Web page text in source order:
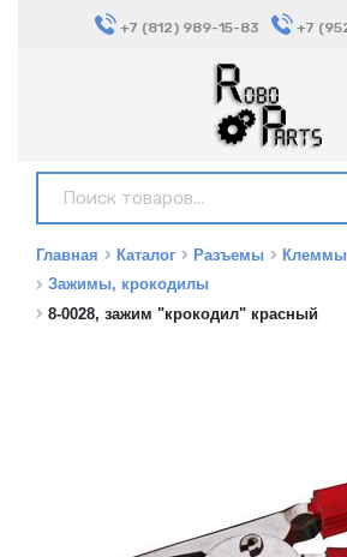
+7 (812) 989-15-83 +7
Главная Каталог Разъемы
Зажимы, крокодилы
8-0028, зажим "крокодил" красный